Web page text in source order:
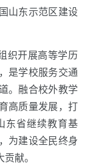
山东示范区建设
织开展高等学历
是学校服务交通
。融合校外教学
高质量发展，打
东省继续教育基
为建设全民终身
献。